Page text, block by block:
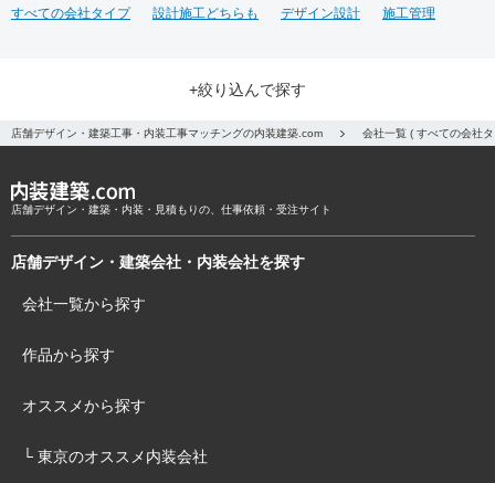
すべての会社タイプ
設計施工どちらも デザイン設計 施工管理
+絞り込んで探す
店舗デザイン・建築工事・内装工事マッチングの内装建築.com 会社一覧 ( すべての会社
店舗デザイン・建築・内装・見積もりの、仕事依頼・受注サイト
店舗デザイン・建築会社・内装会社を探す
会社一覧から探す
作品から探す
オススメから探す
└ 東京のオススメ内装会社